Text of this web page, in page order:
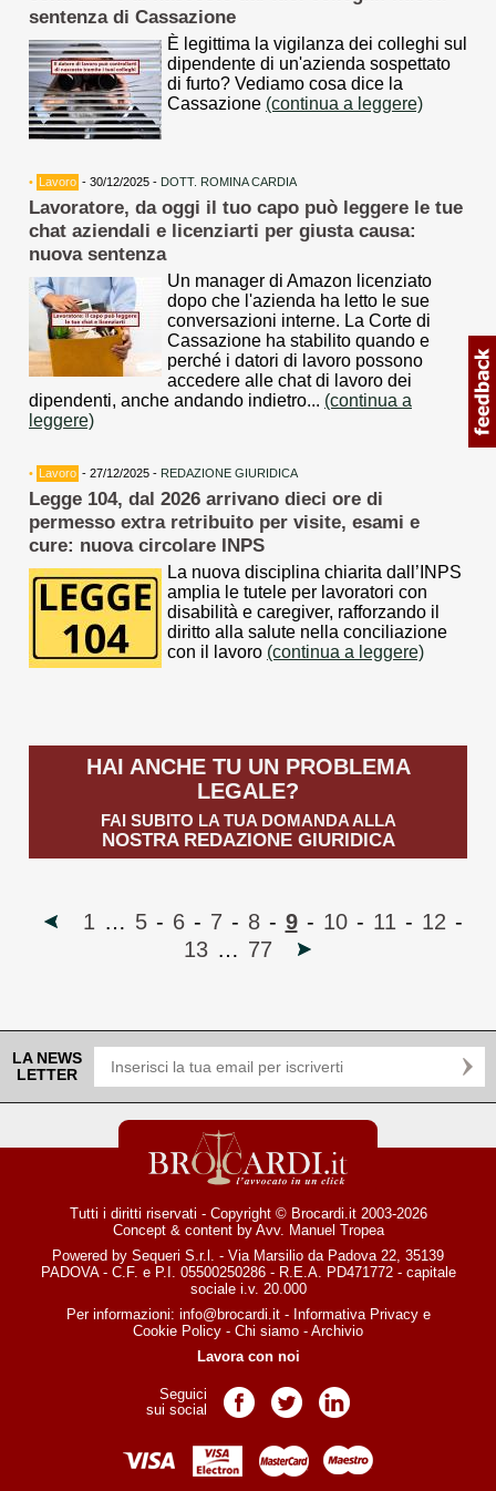
sentenza di Cassazione
È legittima la vigilanza dei colleghi sul
dipendente di un'azienda sospettato
di furto? Vediamo cosa dice la
Cassazione (continua a leggere)
• Lavoro - 30/12/2025 - DOTT. ROMINA CARDIA
Lavoratore, da oggi il tuo capo può leggere le tue
chat aziendali e licenziarti per giusta causa:
nuova sentenza
Un manager di Amazon licenziato
dopo che l'azienda ha letto le sue
conversazioni interne. La Corte di
Cassazione ha stabilito quando e
perché i datori di lavoro possono
accedere alle chat di lavoro dei
dipendenti, anche andando indietro... (continua a
leggere)
• Lavoro - 27/12/2025 - REDAZIONE GIURIDICA
Legge 104, dal 2026 arrivano dieci ore di
permesso extra retribuito per visite, esami e
cure: nuova circolare INPS
La nuova disciplina chiarita dall’INPS
amplia le tutele per lavoratori con
disabilità e caregiver, rafforzando il
diritto alla salute nella conciliazione
con il lavoro (continua a leggere)
HAI ANCHE TU UN PROBLEMA
LEGALE?
FAI SUBITO LA TUA DOMANDA ALLA
NOSTRA REDAZIONE GIURIDICA
1 … 5 - 6 - 7 - 8 - 9 - 10 - 11 - 12 -
13 … 77
LA NEWS
LETTER
Tutti i diritti riservati - Copyright © Brocardi.it 2003-2026
Concept & content by Avv. Manuel Tropea
Powered by Sequeri S.r.l. - Via Marsilio da Padova 22, 35139
PADOVA - C.F. e P.I. 05500250286 - R.E.A. PD471772 - capitale
sociale i.v. 20.000
Per informazioni: info@brocardi.it- Informativa Privacye
Cookie Policy - Chi siamo - Archivio
Lavora con noi
Seguici
sui social
Pagina Facebook
Pagina TwitterPagina LinkedIn